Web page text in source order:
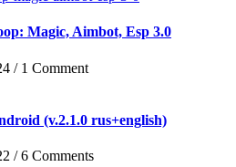
Magic, Aimbot, Esp 3.0
/ 1 Comment
(v.2.1.0 rus+english)
/6 Comments